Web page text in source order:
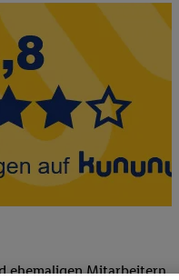
ehemaligen Mitarbeitern,